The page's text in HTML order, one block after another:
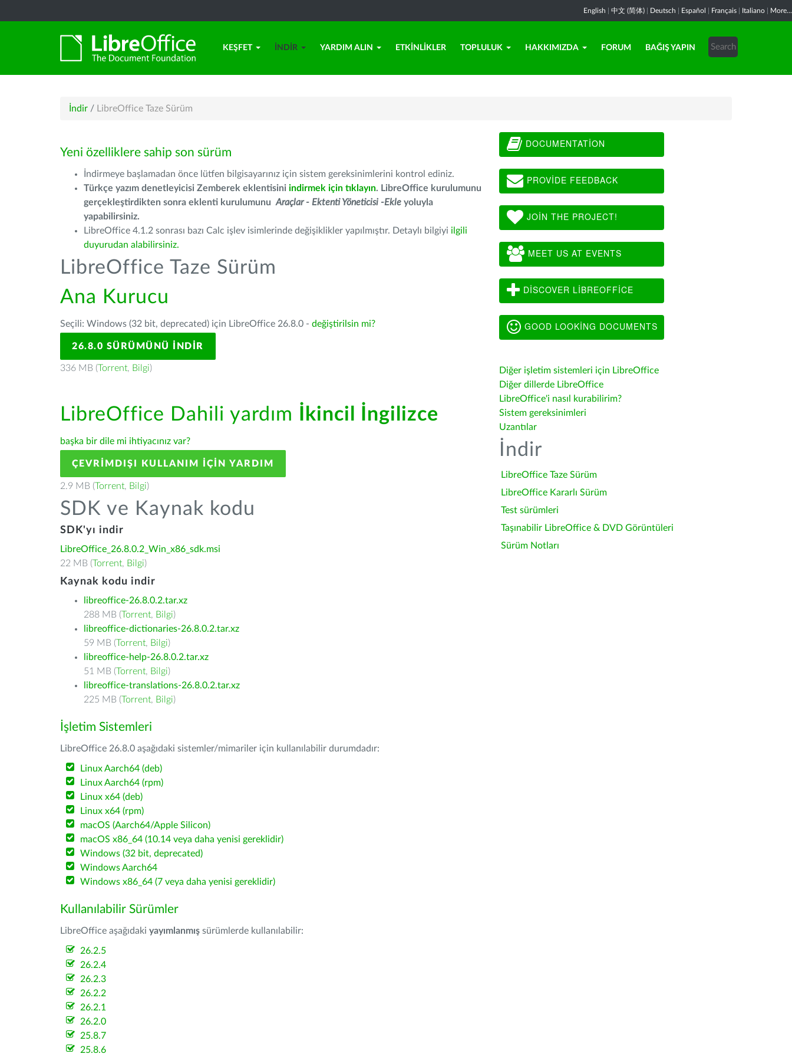
English 中文 (简体) Deutsch Español Français Italiano More...
KEŞFET İNDIR YARDIM ALIN ETKINLIKLER TOPLULUK HAKKIMIZDA FORUM BAĞIŞ YAPIN
İndir / LibreOffice Taze Sürüm
Yeni özelliklere sahip son sürüm
İndirmeye başlamadan önce lütfen bilgisayarınız için sistem gereksinimlerini kontrol ediniz.
Türkçe yazım denetleyicisi Zemberek eklentisini indirmek için tıklayın. LibreOffice kurulumunu
gerçekleştirdikten sonra eklenti kurulumunu Araçlar - Ektenti Yöneticisi -Ekle yoluyla
yapabilirsiniz.
LibreOffice 4.1.2 sonrası bazı Calc işlev isimlerinde değişiklikler yapılmıştır. Detaylı bilgiyi ilgili
duyurudan alabilirsiniz.
LibreOffice Taze Sürüm
Ana Kurucu
Seçili: Windows (32 bit, deprecated) için LibreOffice 26.8.0 - değiştirilsin mi?
26.8.0 SÜRÜMÜNÜ İNDIR
336 MB (Torrent, Bilgi)
LibreOffice Dahili yardım İkincil İngilizce
başka bir dile mi ihtiyacınız var?
ÇEVRIMDIŞI KULLANIM IÇIN YARDIM
2.9 MB (Torrent, Bilgi)
SDK ve Kaynak kodu
SDK'yı indir
LibreOffice_26.8.0.2_Win_x86_sdk.msi
22 MB (Torrent, Bilgi)
Kaynak kodu indir
libreoffice-26.8.0.2.tar.xz
288 MB (Torrent, Bilgi)
libreoffice-dictionaries-26.8.0.2.tar.xz
59 MB (Torrent, Bilgi)
libreoffice-help-26.8.0.2.tar.xz
51 MB (Torrent, Bilgi)
libreoffice-translations-26.8.0.2.tar.xz
225 MB (Torrent, Bilgi)
İşletim Sistemleri
LibreOffice 26.8.0 aşağıdaki sistemler/mimariler için kullanılabilir durumdadır:
Linux Aarch64 (deb)
Linux Aarch64 (rpm)
Linux x64 (deb)
Linux x64 (rpm)
macOS (Aarch64/Apple Silicon)
macOS x86_64 (10.14 veya daha yenisi gereklidir)
Windows (32 bit, deprecated)
Windows Aarch64
Windows x86_64 (7 veya daha yenisi gereklidir)
Kullanılabilir Sürümler
LibreOffice aşağıdaki yayımlanmış sürümlerde kullanılabilir:
26.2.5
26.2.4
26.2.3
26.2.2
26.2.1
26.2.0
25.8.7
25.8.6
DOCUMENTATION
PROVIDE FEEDBACK
JOIN THE PROJECT!
MEET US AT EVENTS
DISCOVER LIBREOFFICE
GOOD LOOKING DOCUMENTS
Diğer işletim sistemleri için LibreOffice
Diğer dillerde LibreOffice
LibreOffice'i nasıl kurabilirim?
Sistem gereksinimleri
Uzantılar
İndir
LibreOffice Taze Sürüm
LibreOffice Kararlı Sürüm
Test sürümleri
Taşınabilir LibreOffice & DVD Görüntüleri
Sürüm Notları